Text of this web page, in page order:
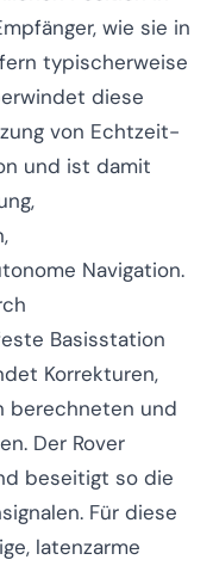
wie sie in
typischerweise
diese
von Echtzeit-
und ist damit
Navigation.
Basisstation
Korrekturen,
berechneten und
Der Rover
beseitigt so die
Für diese
latenzarme